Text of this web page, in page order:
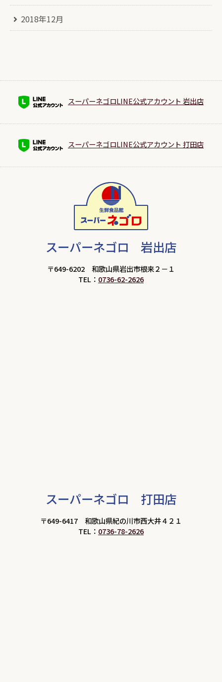
2018年12月
スーパーネゴロLINE公式アカウント 岩出店
スーパーネゴロLINE公式アカウント 打田店
スーパーネゴロ 岩出店
〒649-6202 和歌山県岩出市根来２－１
TEL： 0736-62-2626
スーパーネゴロ 打田店
〒649-6417 和歌山県紀の川市西大井４２１
TEL： 0736-78-2626